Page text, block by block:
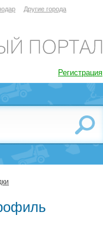
Другие города
Регистрация